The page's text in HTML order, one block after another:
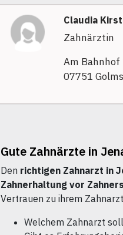
Claudia
Zahnärztin
Am Bahnhof
07751
Gute Zahnärzte in
Den richtigen Zahnarzt in
Zahnerhaltung vor
Vertrauen zu ihrem
Welchem Zahnarzt